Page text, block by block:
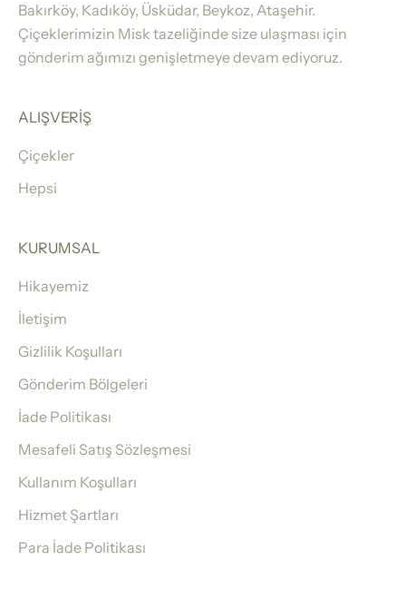
Bakırköy, Kadıköy, Üsküdar, Beykoz, Ataşehir.
Çiçeklerimizin Misk tazeliğinde size ulaşması için
gönderim ağımızı genişletmeye devam ediyoruz.
ALIŞVERİŞ
Çiçekler
Hepsi
KURUMSAL
Hikayemiz
İletişim
Gizlilik Koşulları
Gönderim Bölgeleri
İade Politikası
Mesafeli Satış Sözleşmesi
Kullanım Koşulları
Hizmet Şartları
Para İade Politikası